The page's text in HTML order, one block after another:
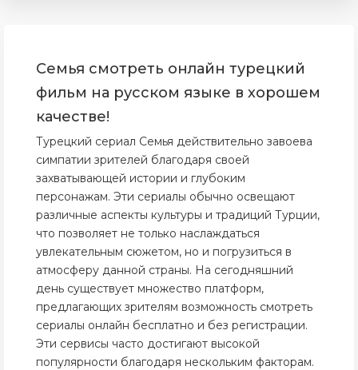
Семья смотреть онлайн турецкий
фильм на русском языке в хорошем
качестве!
Турецкий сериал Семья действительно завоева
симпатии зрителей благодаря своей
захватывающей истории и глубоким
персонажам. Эти сериалы обычно освещают
различные аспекты культуры и традиций Турции,
что позволяет не только наслаждаться
увлекательным сюжетом, но и погрузиться в
атмосферу данной страны. На сегодняшний
день существует множество платформ,
предлагающих зрителям возможность смотреть
сериалы онлайн бесплатно и без регистрации.
Эти сервисы часто достигают высокой
популярности благодаря нескольким факторам.